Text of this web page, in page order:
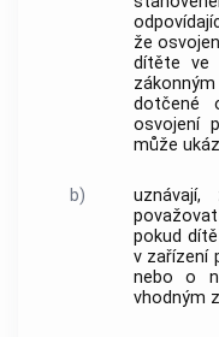
že
dítěte ve
dotčené
osvojení
může
b)
pokud
v zařízení
nebo o
vhodným